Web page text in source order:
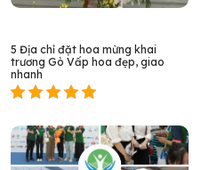
5 Địa chỉ đặt hoa mừng khai
trương Gò Vấp hoa đẹp, giao
nhanh